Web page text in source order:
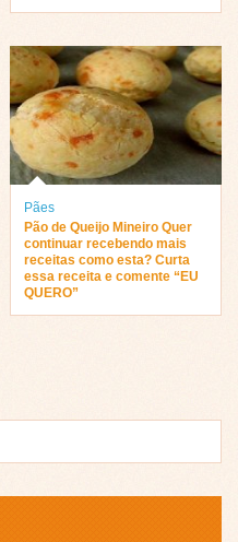
Pães
Pão de Queijo Mineiro Quer
continuar recebendo mais
receitas como esta? Curta
essa receita e comente “EU
QUERO”